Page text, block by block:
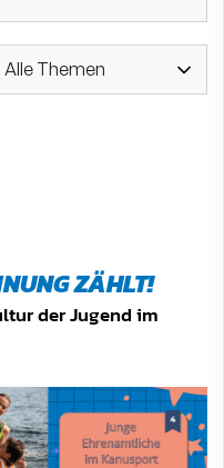
ZÄHLT!
der Jugend im